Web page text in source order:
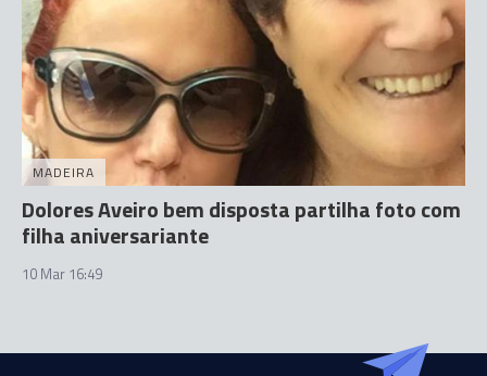
MADEIRA
Dolores Aveiro bem disposta partilha foto com
filha aniversariante
10 Mar 16:49